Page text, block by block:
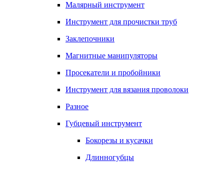
Малярный инструмент
Инструмент для прочистки труб
Заклепочники
Магнитные манипуляторы
Просекатели и пробойники
Инструмент для вязания проволоки
Разное
Губцевый инструмент
Бокорезы и кусачки
Длинногубцы